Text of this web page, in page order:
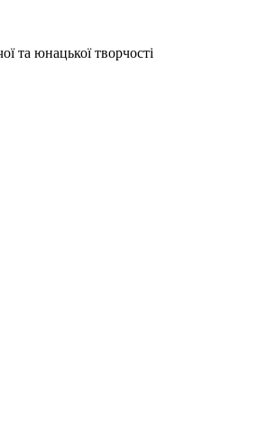
та юнацької творчості